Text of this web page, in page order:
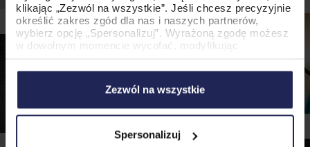
klikając „Zezwól na wszystkie”. Jeśli chcesz precyzyjnie
określić zakres zgód dla nas i naszych partnerów,
wybierz opcję „Spersonalizuj”. Wyrażoną zgodę możesz
w dowolnym momencie wycofać, modyfikując
Korzystanie z plików cookie w wymienionych celach
wiąże się z przetwarzaniem Twoich danych osobowych.
Administratorem tych danych jest PromoAgency sp. z
o.o., a w niektórych przypadkach także nasi partnerzy.
Szczegółowe informacje na temat stosowania cookie
oraz przetwarzania danych osobowych, w tym
Zezwól na wszystkie
Spersonalizuj
zobacz case
study
mobilne
zobacz case
SWISS KRONO
Wprowadzenie
produktu